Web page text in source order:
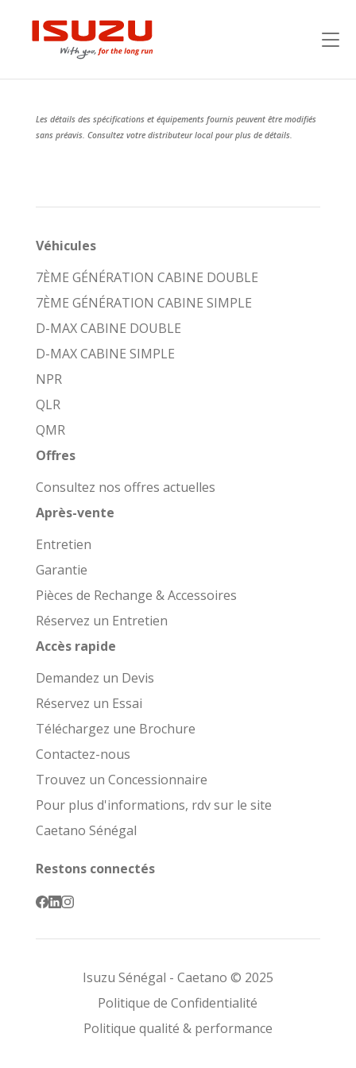
Les détails des spécifications et équipements fournis peuvent être modifiés
sans préavis. Consultez votre distributeur local pour plus de détails.
Véhicules
7ÈME GÉNÉRATION CABINE DOUBLE
7ÈME GÉNÉRATION CABINE SIMPLE
D-MAX CABINE DOUBLE
D-MAX CABINE SIMPLE
NPR
QLR
QMR
Offres
Consultez nos offres actuelles
Après-vente
Entretien
Garantie
Pièces de Rechange & Accessoires
Réservez un Entretien
Accès rapide
Demandez un Devis
Réservez un Essai
Téléchargez une Brochure
Contactez-nous
Trouvez un Concessionnaire
Pour plus d'informations, rdv sur le site
Caetano Sénégal
Restons connectés
Isuzu Sénégal - Caetano © 2025
Politique de Confidentialité
Politique qualité & performance